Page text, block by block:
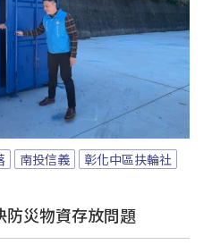
南投信義
彰化中區扶輪社
防災物資存放問題